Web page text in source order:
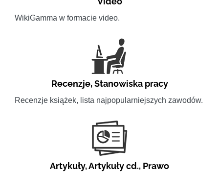
WikiGamma w formacie video.
Recenzje,Stanowiska pracy
Recenzje książek, lista najpopularniejszych zawodów.
Artykuły,Artykuły cd., Prawo